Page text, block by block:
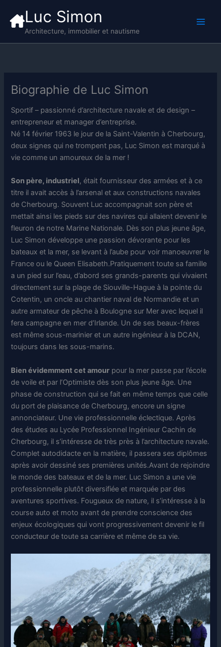
contenu
Luc Simon
Architecture, immobilier et nautisme
Biographie de Luc Simon
Sportif – passionné d’architecture navale et de design –
entrepreneur et manager d’entreprise.
Né 14 février 1963 le jour de la Saint-Valentin à Cherbourg,
deux signes qui ne trompent pas, Luc Simon est marqué à
vie comme un amoureux de la mer !
Son père, industriel, était fournisseur des armées et à ce
titre il avait accès à l’arsenal et aux constructions navales
de Cherbourg. Souvent Luc accompagnait son père et
mettait ainsi les pieds sur des navires qui allaient devenir le
fleuron de notre Marine Nationale. Dès son plus jeune âge,
Luc Simon développe une passion dévorante pour les
bateaux et la mer, se levant à l’aube pour voir manoeuvrer le
France ou le Queen Elisabeth.Pratiquement toute sa famille
a un pied sur l’eau, d’abord ses grands-parents qui vivaient
directement sur la plage de Siouville-Hague à la pointe du
Cotentin, un oncle au chantier naval de Normandie et un
autre armateur de pêche à Boulogne sur Mer avec lequel il
fera campagne en mer d’Irlande. Un de ses beaux-frères
est même sous-marinier et un autre ingénieur à la DCAN,
toujours dans les sous-marins.
Bien évidemment cet amour pour la mer passe par l’école
de voile et par l’Optimiste dès son plus jeune âge. Une
phase de construction qui se fait en même temps que celle
du port de plaisance de Cherbourg, encore un signe
annonciateur. Une vie professionnelle éclectique. Après
des études au Lycée Professionnel Ingénieur Cachin de
Cherbourg, il s’intéresse de très près à l’architecture navale.
Complet autodidacte en la matière, il passera ses diplômes
après avoir dessiné ses premières unités.Avant de rejoindre
le monde des bateaux et de la mer. Luc Simon a une vie
professionnelle plutôt diversifiée et marquée par des
aventures sportives. Fougueux de nature, il s’intéresse à la
course auto et moto avant de prendre conscience des
enjeux écologiques qui vont progressivement devenir le fil
conducteur de toute sa carrière et même de sa vie.